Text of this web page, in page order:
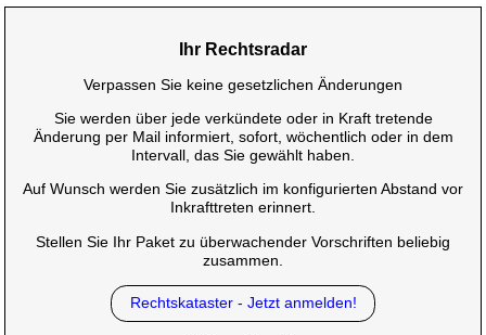
Ihr Rechtsradar
Verpassen Sie keine gesetzlichen Änderungen
Sie werden über jede verkündete oder in Kraft tretende
Änderung per Mail informiert, sofort, wöchentlich oder in dem
Intervall, das Sie gewählt haben.
Auf Wunsch werden Sie zusätzlich im konfigurierten Abstand vor
Inkrafttreten erinnert.
Stellen Sie Ihr Paket zu überwachender Vorschriften beliebig
zusammen.
Rechtskataster - Jetzt anmelden!